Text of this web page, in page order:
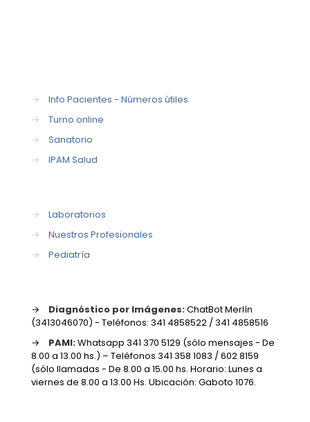
→
Info Pacientes - Números útiles
→
Turno online
→
Sanatorio
→
IPAM Salud
→
Laboratorios
→
Nuestros Profesionales
→
Pediatría
→ Diagnóstico por Imágenes:ChatBot Merlín
(3413046070) - Teléfonos: 341 4858522 / 341 4858516
→
PAMI:Whatsapp 341 370 5129 (sólo mensajes - De
8.00 a 13.00 hs.) – Teléfonos 341 358 1083 / 602 8159
(sólo llamadas - De 8.00 a 15.00 hs. Horario: Lunes a
viernes de 8.00 a 13.00 Hs. Ubicación: Gaboto 1076.